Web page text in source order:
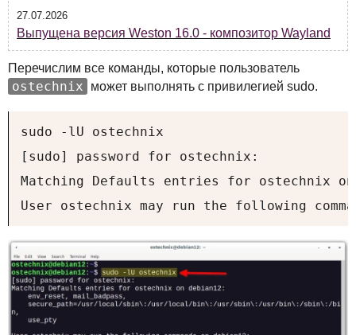
27.07.2026
Выпущена версия Weston 16.0 - композитор Wayland
Перечислим все команды, которые пользователь
ostechnix может выполнять с привилегией sudo.
sudo -lU ostechnix
[sudo] password for ostechnix:
Matching Defaults entries for ostechnix
User ostechnix may run the following